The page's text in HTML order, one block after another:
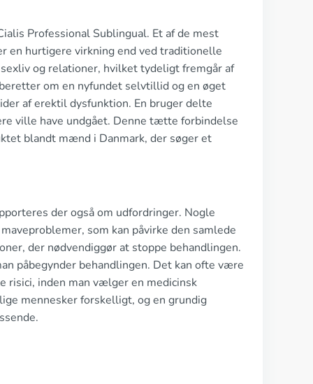
Professional Sublingual. Et af de mest
en hurtigere virkning end ved traditionelle
og relationer, hvilket tydeligt fremgår af
om en nyfundet selvtillid og en øget
af erektil dysfunktion. En bruger delte
ville have undgået. Denne tætte forbindelse
blandt mænd i Danmark, der søger et
der også om udfordringer. Nogle
som kan påvirke den samlede
der nødvendiggør at stoppe behandlingen.
påbegynder behandlingen. Det kan ofte være
risici, inden man vælger en medicinsk
mennesker forskelligt, og en grundig